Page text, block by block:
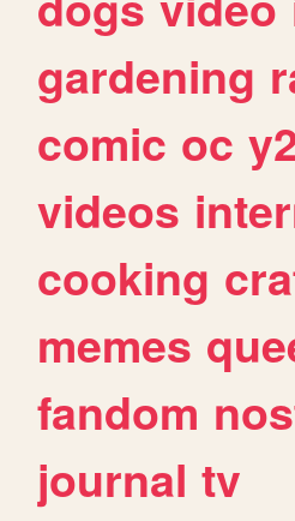
gardening
comic oc
videos
cooking
memes
fandom
journal tv